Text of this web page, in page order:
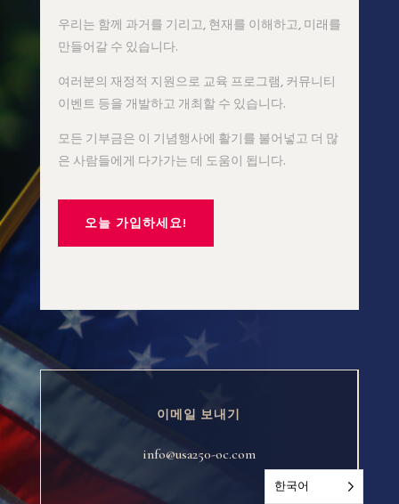
우리는 함께 과거를 기리고, 현재를 이해하고, 미래를
만들어갈 수 있습니다.
여러분의 재정적 지원으로 교육 프로그램, 커뮤니티
이벤트 등을 개발하고 개최할 수 있습니다.
모든 기부금은 이 기념행사에 활기를 불어넣고 더 많
은 사람들에게 다가가는 데 도움이 됩니다.
오늘 가입하세요!
이메일 보내기
info@usa250-oc.com
한국어